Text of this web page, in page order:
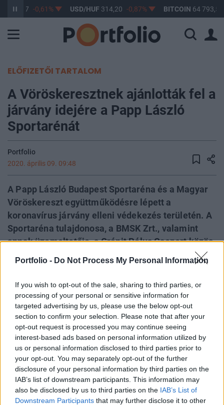
Portfolio - Do Not Process My Personal Information
If you wish to opt-out of the sale, sharing to third parties, or
processing of your personal or sensitive information for
targeted advertising by us, please use the below opt-out
section to confirm your selection. Please note that after your
opt-out request is processed you may continue seeing
interest-based ads based on personal information utilized by
us or personal information disclosed to third parties prior to
your opt-out. You may separately opt-out of the further
disclosure of your personal information by third parties on the
IAB’s list of downstream participants. This information may
also be disclosed by us to third parties on the IAB’s List of
Downstream Participants that may further disclose it to other
363,17 -0,61% USD/HUF 314,20 -0,87% BITCOIN 64 793,50
ELŐFIZETŐI TARTALOM
A Vöröskeresztnek ajánlották fel a
járvány idejére a Papp László
Sportarénát
Portfolio
2020. április 09. 09:48
A Papp László Budapest Sportaréna és a Magyar
Vöröskereszt együttműködésre lépett a
koronavírus járvány elleni védekezés területén. A
Sportaréna tulajdonosa, a BMSK Zrt., valamint
annak üzemeltetője, a Gránit Pólus Csoport közös
felajánlása alapján, a Magyar Vöröskereszt védő
és fertőtlenítő eszközök, illetve a beérkező
adományok raktározására használja a
rendezvényközpont területét.
Nagy örömünkre szolgál, hogy a járvány idején raktárként
használhatjuk a Papp László Sportaréna tereit. Az elmúlt
hetekben folyamatosan érkeztek az adományfelajánlások,
korábban nem tapasztalt léptékű összefogás segíti a
Magyar Vöröskereszt munkáját, azonban ezzel
párhuzamosan kihívást jelent az adományok és
felszerelések raktározása is. Ebben jelent most
megoldást...